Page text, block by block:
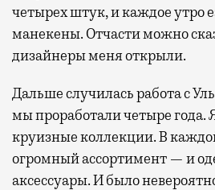
четырех штук, и каждое утро
манекены. Отчасти можно
дизайнеры меня открыли.
Дальше случилась работа с
мы проработали четыре года.
круизные коллекции. В
огромный ассортимент — и
аксессуары. И было